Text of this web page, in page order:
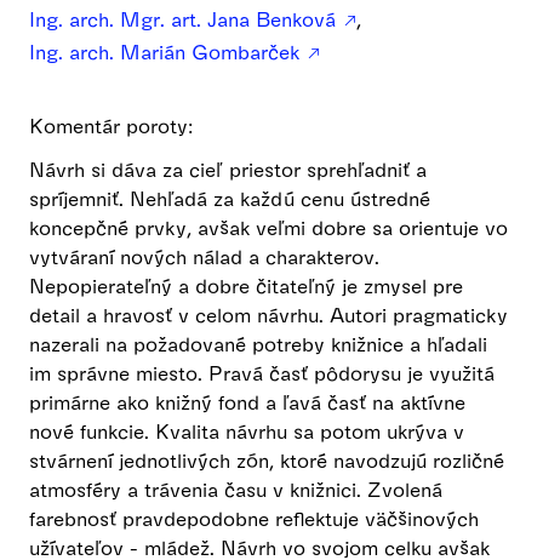
Ing. arch. Mgr. art. Jana Benková
Ing. arch. Marián Gombarček
Komentár poroty:
Návrh si dáva za cieľ priestor sprehľadniť a
spríjemniť. Nehľadá za každú cenu ústredné
koncepčné prvky, avšak veľmi dobre sa orientuje vo
vytváraní nových nálad a charakterov.
Nepopierateľný a dobre čitateľný je zmysel pre
detail a hravosť v celom návrhu. Autori pragmaticky
nazerali na požadované potreby knižnice a hľadali
im správne miesto. Pravá časť pôdorysu je využitá
primárne ako knižný fond a ľavá časť na aktívne
nové funkcie. Kvalita návrhu sa potom ukrýva v
stvárnení jednotlivých zón, ktoré navodzujú rozličné
atmosféry a trávenia času v knižnici. Zvolená
farebnosť pravdepodobne reflektuje väčšinových
užívateľov - mládež. Návrh vo svojom celku avšak